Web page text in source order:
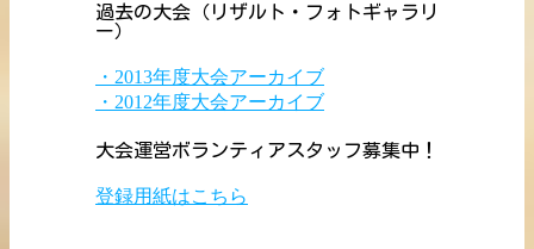
過去の大会（リザルト・フォトギャラリ
ー）
・2013年度大会アーカイブ
・2012年度大会アーカイブ
大会運営ボランティアスタッフ募集中！
登録用紙はこちら